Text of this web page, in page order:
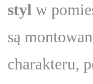
styl w
są
charakteru,